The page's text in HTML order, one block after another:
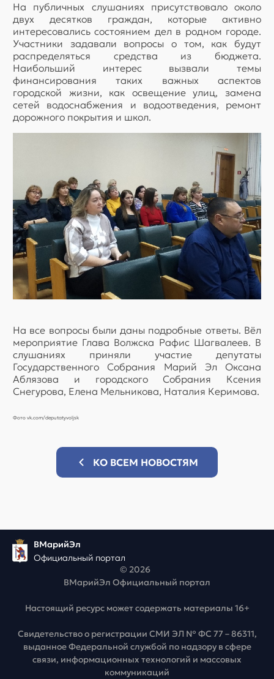
На публичных слушаниях присутствовало около
двух десятков граждан, которые активно
интересовались состоянием дел в родном городе.
Участники задавали вопросы о том, как будут
распределяться средства из бюджета.
Наибольший интерес вызвали темы
финансирования таких важных аспектов
городской жизни, как освещение улиц, замена
сетей водоснабжения и водоотведения, ремонт
дорожного покрытия и школ.
На все вопросы были даны подробные ответы. Вёл
мероприятие Глава Волжска Рафис Шагвалеев. В
слушаниях приняли участие депутаты
Государственного Собрания Марий Эл Оксана
Аблязова и городского Собрания Ксения
Снегурова, Елена Мельникова, Наталия Керимова.
Фото vk.com/deputatyvoljsk
КО ВСЕМ НОВОСТЯМ
ВМарийЭл
Официальный портал
© 2026
ВМарийЭл Официальный портал
Настоящий ресурс может содержать материалы 16+
Свидетельство о регистрации СМИ ЭЛ № ФС 77 – 86311,
выданное Федеральной службой по надзору в сфере
связи, информационных технологий и массовых
коммуникаций